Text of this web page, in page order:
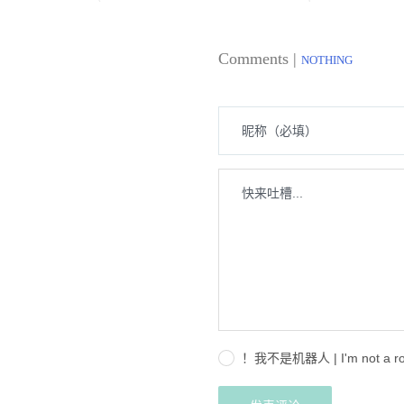
Comments | NOTHING
！我不是机器人 | I'm not a